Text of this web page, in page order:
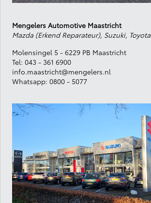
Mengelers Automotive Maastricht
Mazda (Erkend Reparateur), Suzuki, Toyota
Molensingel 5 - 6229 PB Maastricht
Tel: 043 - 361 6900
info.maastricht@mengelers.nl
Whatsapp: 0800 - 5077